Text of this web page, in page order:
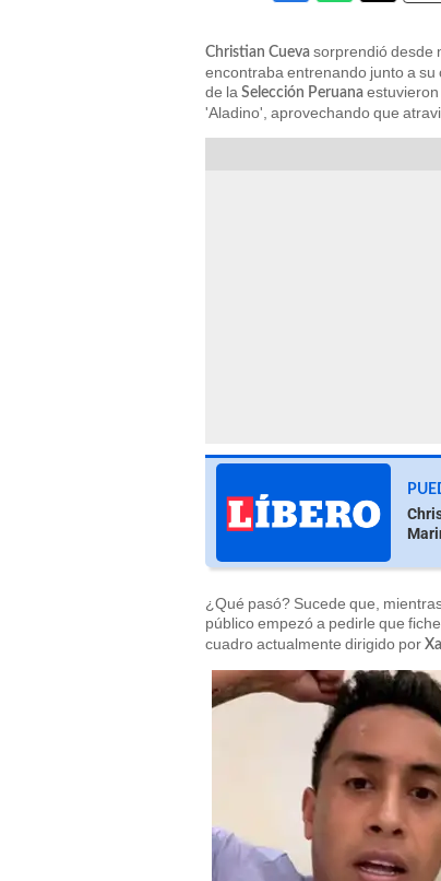
Christian Cueva sorprendió desde
encontraba entrenando junto a
de la Selección Peruana
'Aladino', aprovechando que
¿Qué pasó? Sucede que,
público empezó a pedirle que
cuadro actualmente dirigido por